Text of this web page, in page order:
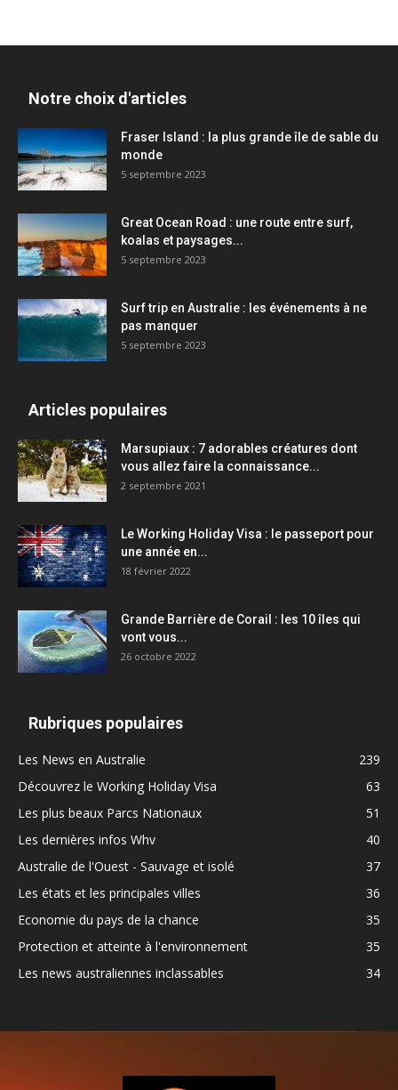
Notre choix d'articles
Fraser Island : la plus grande île de sable du
monde
5 septembre 2023
Great Ocean Road : une route entre surf,
koalas et paysages...
5 septembre 2023
Surf trip en Australie : les événements à ne
pas manquer
5 septembre 2023
Articles populaires
Marsupiaux : 7 adorables créatures dont
vous allez faire la connaissance...
2 septembre 2021
Le Working Holiday Visa : le passeport pour
une année en...
18 février 2022
Grande Barrière de Corail : les 10 îles qui
vont vous...
26 octobre 2022
Rubriques populaires
Les News en Australie
239
Découvrez le Working Holiday Visa
63
Les plus beaux Parcs Nationaux
51
Les dernières infos Whv
40
Australie de l'Ouest - Sauvage et isolé
37
Les états et les principales villes
36
Economie du pays de la chance
35
Protection et atteinte à l'environnement
35
Les news australiennes inclassables
34